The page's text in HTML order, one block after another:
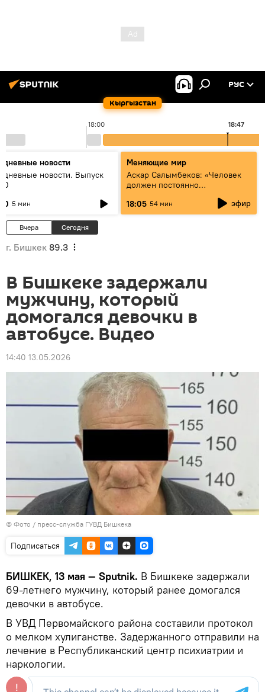
Кыргызстан
РУС
18:00 18:47
новости
новости. Выпуск
5 мин
Меняющие мир
Аскар Салымбеков: «Человек
должен постоянно
18:05 54 мин эфир
Вчера Сегодня
г. Бишкек 89.3
В Бишкеке задержали
мужчину, который
домогался девочки в
автобусе. Видео
14:40 13.05.2026
© Фото / пресс-служба ГУВД Бишкека
Подписаться
БИШКЕК, 13 мая — Sputnik. В Бишкеке задержали
69-летнего мужчину, который ранее домогался
девочки в автобусе.
В УВД Первомайского района составили протокол
о мелком хулиганстве. Задержанного отправили на
лечение в Республиканский центр психиатрии и
наркологии.